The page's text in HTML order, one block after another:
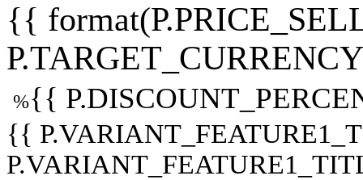
{{
%{{
{{